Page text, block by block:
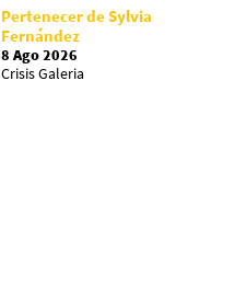
Pertenecer de Sylvia
Fernández
8 Ago 2026
Crisis Galeria